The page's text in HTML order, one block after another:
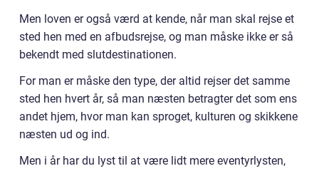
Men loven er også værd at kende, når man skal rejse et
sted hen med en afbudsrejse, og man måske ikke er så
bekendt med slutdestinationen.
For man er måske den type, der altid rejser det samme
sted hen hvert år, så man næsten betragter det som ens
andet hjem, hvor man kan sproget, kulturen og skikkene
næsten ud og ind.
Men i år har du lyst til at være lidt mere eventyrlysten,